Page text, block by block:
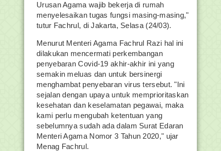
Urusan Agama wajib bekerja di rumah
menyelesaikan tugas fungsi masing-masing,"
tutur Fachrul, di Jakarta, Selasa (24/03).
Menurut Menteri Agama Fachrul Razi hal ini
dilakukan mencermati perkembangan
penyebaran Covid-19 akhir-akhir ini yang
semakin meluas dan untuk bersinergi
menghambat penyebaran virus tersebut. "Ini
sejalan dengan upaya untuk memprioritaskan
kesehatan dan keselamatan pegawai, maka
kami perlu mengubah ketentuan yang
sebelumnya sudah ada dalam Surat Edaran
Menteri Agama Nomor 3 Tahun 2020," ujar
Menag Fachrul.